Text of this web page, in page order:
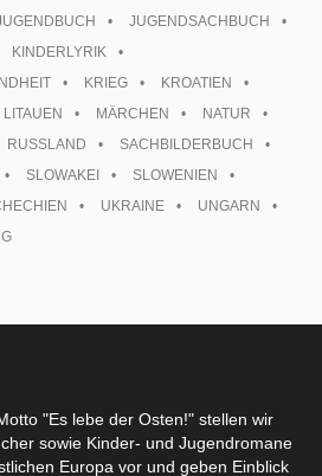
JUGENDSACHBUCH
KINDERLYRIK
KRIEG
KROATIEN
LITAUEN MÄRCHEN
NATUR
RUSSLAND
SACHBILDERBUCH
SLOWAKEI
SLOWENIEN
UKRAINE
UNGARN
"Es lebe der Osten!" stellen wir
sowie Kinder- und Jugendromane
Europa vor und geben Einblick